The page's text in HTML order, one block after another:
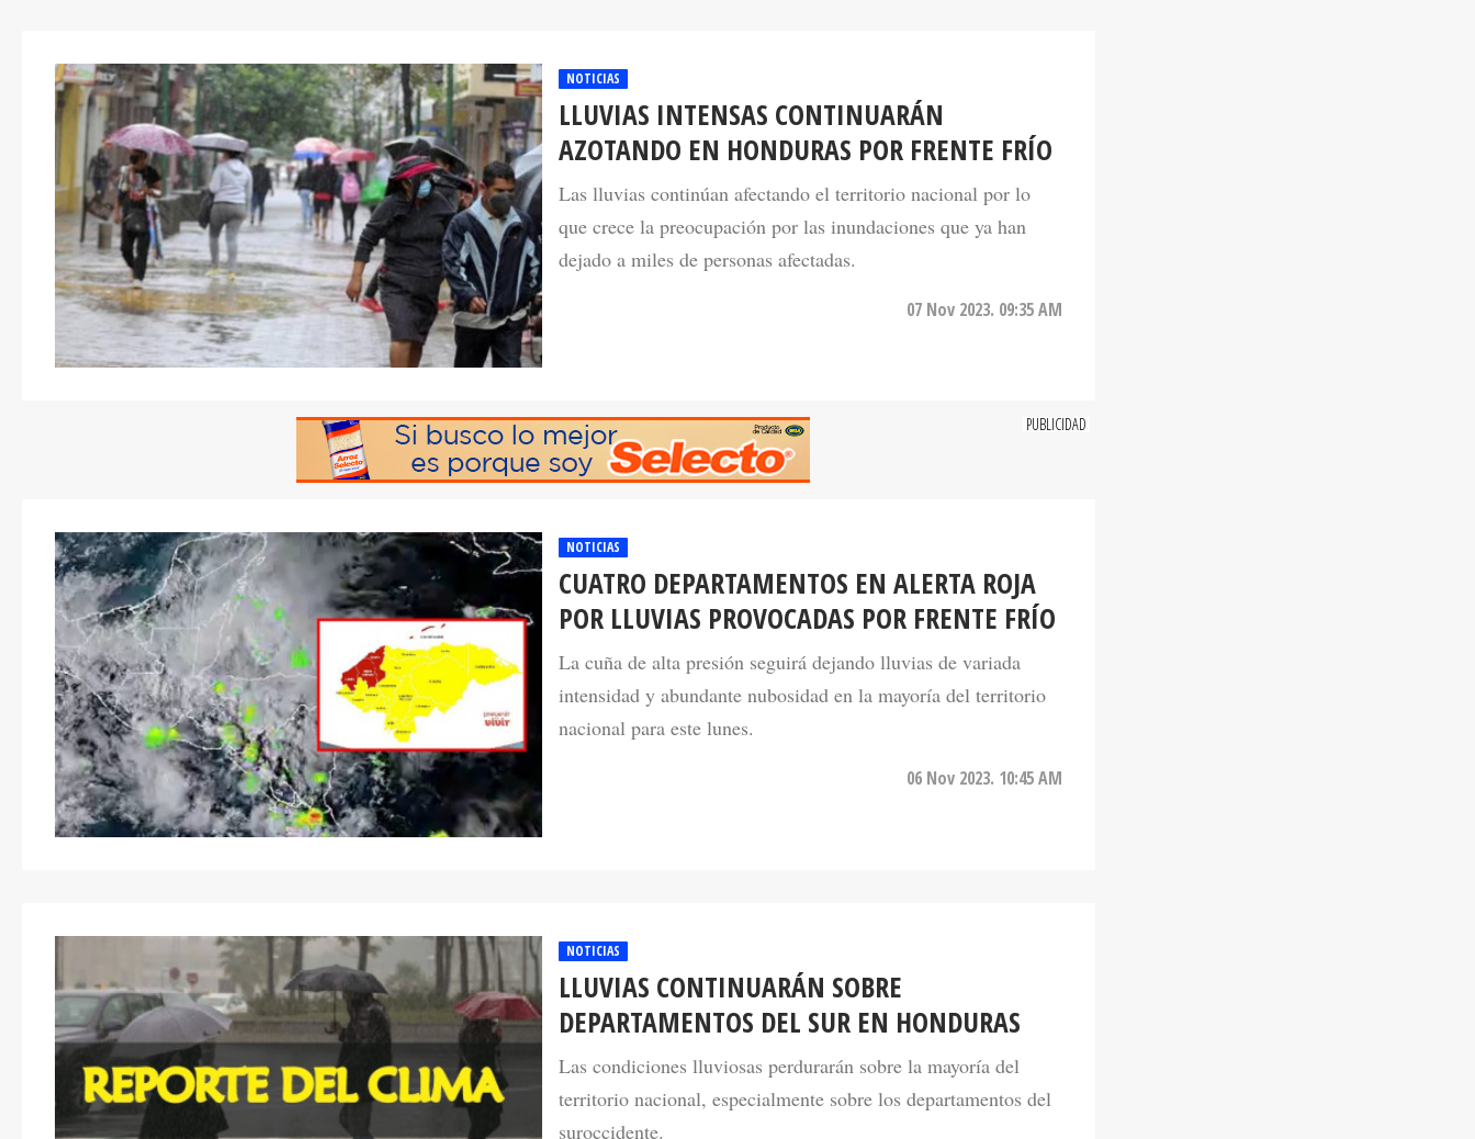
NOTICIAS
LLUVIAS INTENSAS CONTINUARÁN
AZOTANDO EN HONDURAS POR FRENTE FRÍO
Las lluvias continúan afectando el territorio nacional por lo
que crece la preocupación por las inundaciones que ya han
dejado a miles de personas afectadas.
07 Nov 2023. 09:35 AM
CUATRO DEPARTAMENTOS EN ALERTA ROJA
POR LLUVIAS PROVOCADAS POR FRENTE FRÍO
La cuña de alta presión seguirá dejando lluvias de variada
intensidad y abundante nubosidad en la mayoría del territorio
nacional para este lunes.
LLUVIAS CONTINUARÁN SOBRE
DEPARTAMENTOS DEL SUR EN HONDURAS
Las condiciones lluviosas perdurarán sobre la mayoría del
territorio nacional, especialmente sobre los departamentos del
suroccidente.